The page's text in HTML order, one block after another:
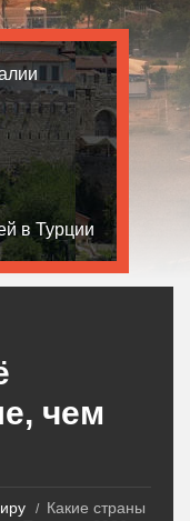
в Турции
чем
Какие страны